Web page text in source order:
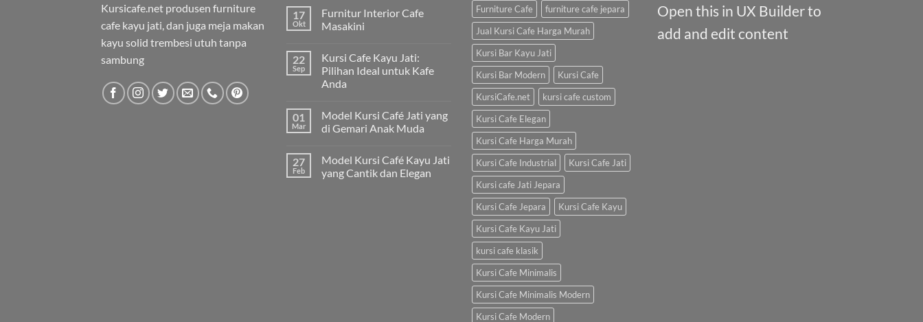
Kursicafe.net produsen furniture
cafe kayu jati, dan juga meja makan
kayu solid trembesi utuh tanpa
sambung
17
Okt
Furnitur Interior Cafe
Masakini
22
Sep
Kursi Cafe Kayu Jati:
Pilihan Ideal untuk Kafe
Anda
01
Mar
Model Kursi Café Jati yang
di Gemari Anak Muda
27
Feb
Model Kursi Café Kayu Jati
yang Cantik dan Elegan
Furniture Cafe
furniture cafe jepara
Jual Kursi Cafe Harga Murah
Kursi Bar Kayu Jati
Kursi Bar Modern
Kursi Cafe
KursiCafe.net
kursi cafe custom
Kursi Cafe Elegan
Kursi Cafe Harga Murah
Kursi Cafe Industrial
Kursi Cafe Jati
Kursi cafe Jati Jepara
Kursi Cafe Jepara
Kursi Cafe Kayu
Kursi Cafe Kayu Jati
kursi cafe klasik
Kursi Cafe Minimalis
Kursi Cafe Minimalis Modern
Kursi Cafe Modern
Open this in UX Builder to
add and edit content